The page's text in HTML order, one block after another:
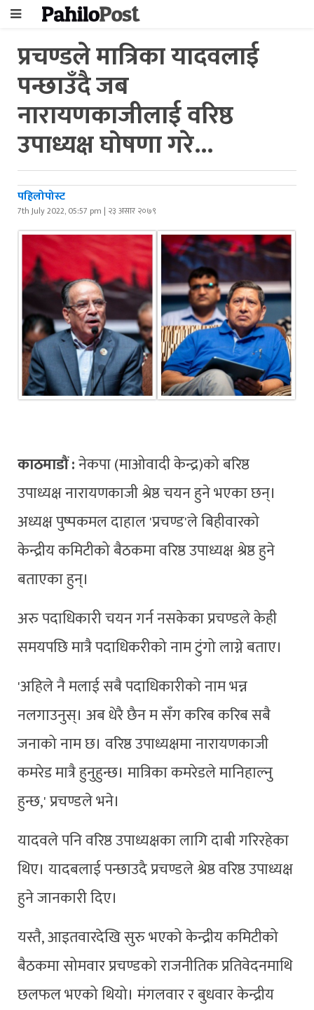
प्रचण्डले मात्रिका यादवलाई
पन्छाउँदै जब
नारायणकाजीलाई वरिष्ठ
उपाध्यक्ष घोषणा गरे...
पहिलोपोस्ट
7th July 2022, 05:57 pm | २३ असार २०७९
काठमाडौं :नेकपा (माओवादी केन्द्र)को बरिष्ठ
उपाध्यक्ष नारायणकाजी श्रेष्ठ चयन हुने भएका छन्।
अध्यक्ष पुष्पकमल दाहाल 'प्रचण्ड'ले बिहीवारको
केन्द्रीय कमिटीको बैठकमा वरिष्ठ उपाध्यक्ष श्रेष्ठ हुने
बताएका हुन्।
अरु पदाधिकारी चयन गर्न नसकेका प्रचण्डले केही
समयपछि मात्रै पदाधिकरीको नाम टुंगो लाग्ने बताए।
'अहिले नै मलाई सबै पदाधिकारीको नाम भन्न
नलगाउनुस्। अब धेरै छैन म सँग करिब करिब सबै
जनाको नाम छ। वरिष्ठ उपाध्यक्षमा नारायणकाजी
कमरेड मात्रै हुनुहुन्छ। मात्रिका कमरेडले मानिहाल्नु
हुन्छ,' प्रचण्डले भने।
यादवले पनि वरिष्ठ उपाध्यक्षका लागि दाबी गरिरहेका
थिए। यादबलाई पन्छाउदै प्रचण्डले श्रेष्ठ वरिष्ठ उपाध्यक्ष
हुने जानकारी दिए।
यस्तै, आइतवारदेखि सुरु भएको केन्द्रीय कमिटीको
बैठकमा सोमवार प्रचण्डको राजनीतिक प्रतिवेदनमाथि
छलफल भएको थियो। मंगलवार र बुधवार केन्द्रीय